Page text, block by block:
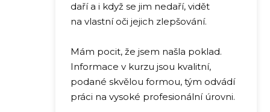
daří a i když se jim nedaří, vidět
na vlastní oči jejich zlepšování.
Mám pocit, že jsem našla poklad.
Informace v kurzu jsou kvalitní,
podané skvělou formou, tým odvádí
práci na vysoké profesionální úrovni.